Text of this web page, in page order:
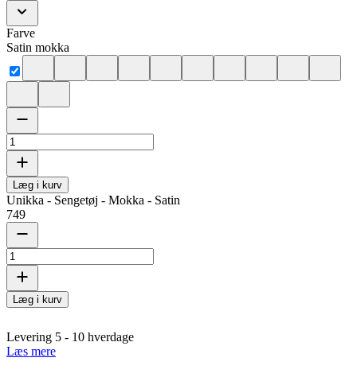
Farve
Satin mokka
Læg i kurv
Unikka - Sengetøj - Mokka - Satin
749
Læg i kurv
Levering 5 - 10 hverdage
Læs mere